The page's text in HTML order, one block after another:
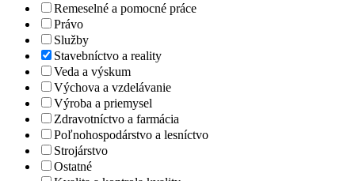
Remeselné a pomocné práce
Právo
Služby
Stavebníctvo a reality
Veda a výskum
Výchova a vzdelávanie
Výroba a priemysel
Zdravotníctvo a farmácia
Poľnohospodárstvo a lesníctvo
Strojárstvo
Ostatné